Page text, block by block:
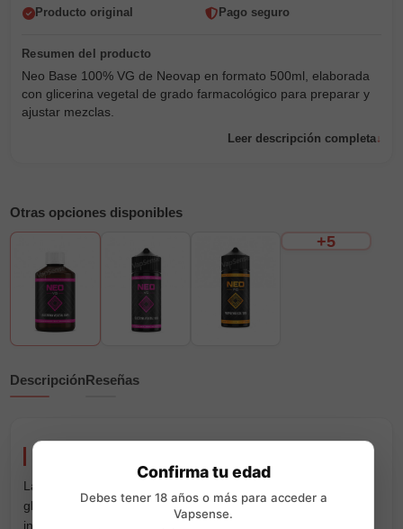
Producto original
Pago seguro
Neo Base 100% VG de Neovap en formato 500ml, elaborada
con glicerina vegetal de grado farmacológico para preparar y
ajustar mezclas.
Leer descripción completa
Otras opciones disponibles
+5
DescripciónReseñas
La Neo Base 100% VG 500ml de Neovap está elaborada con
glicerina vegetal de grado farmacológico. Es una base pura,
incolora e inodora, con el suave dulzor natural característico
Confirma tu edad
Debes tener 18 años o más para acceder a
Vapsense.